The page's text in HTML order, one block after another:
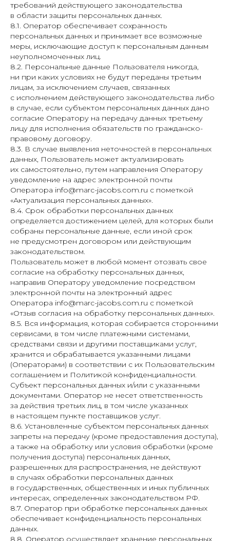
требований действующего законодательства
в области защиты персональных данных.
8.1. Оператор обеспечивает сохранность
персональных данных и принимает все возможные
меры, исключающие доступ к персональным данным
неуполномоченных лиц.
8.2. Персональные данные Пользователя никогда,
ни при каких условиях не будут переданы третьим
лицам, за исключением случаев, связанных
с исполнением действующего законодательства либо
в случае, если субъектом персональных данных дано
согласие Оператору на передачу данных третьему
лицу для исполнения обязательств по гражданско-
правовому договору.
8.3. В случае выявления неточностей в персональных
данных, Пользователь может актуализировать
их самостоятельно, путем направления Оператору
уведомление на адрес электронной почты
Оператора info@marc-jacobs.com.ru с пометкой
«Актуализация персональных данных».
8.4. Срок обработки персональных данных
определяется достижением целей, для которых были
собраны персональные данные, если иной срок
не предусмотрен договором или действующим
законодательством.
Пользователь может в любой момент отозвать свое
согласие на обработку персональных данных,
направив Оператору уведомление посредством
электронной почты на электронный адрес
Оператора info@marc-jacobs.com.ru с пометкой
«Отзыв согласия на обработку персональных данных».
8.5. Вся информация, которая собирается сторонними
сервисами, в том числе платежными системами,
средствами связи и другими поставщиками услуг,
хранится и обрабатывается указанными лицами
(Операторами) в соответствии с их Пользовательским
соглашением и Политикой конфиденциальности.
Субъект персональных данных и/или с указанными
документами. Оператор не несет ответственность
за действия третьих лиц, в том числе указанных
в настоящем пункте поставщиков услуг.
8.6. Установленные субъектом персональных данных
запреты на передачу (кроме предоставления доступа),
а также на обработку или условия обработки (кроме
получения доступа) персональных данных,
разрешенных для распространения, не действуют
в случаях обработки персональных данных
в государственных, общественных и иных публичных
интересах, определенных законодательством РФ.
8.7. Оператор при обработке персональных данных
обеспечивает конфиденциальность персональных
данных.
8.8. Оператор осуществляет хранение персональных